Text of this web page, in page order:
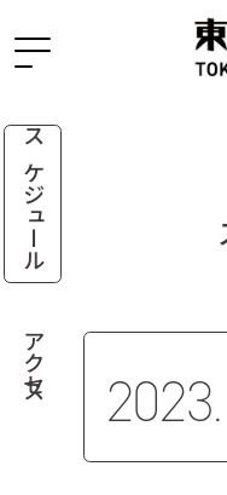
スケジュール
アクセス 2023.